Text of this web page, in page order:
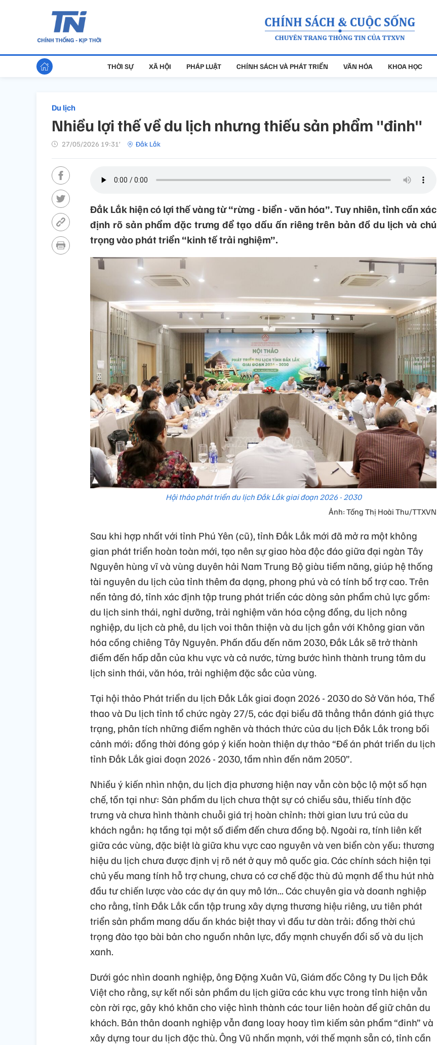
THỜI SỰ XÃ HỘI PHÁP LUẬT CHÍNH SÁCH VÀ PHÁT TRIỂN VĂN HÓA KHOA HỌC
Du lịch
Nhiều lợi thế về du lịch nhưng thiếu sản phẩm "đinh"
27/05/2026 19:31’ Đắk Lắk
Đắk Lắk hiện có lợi thế vàng từ “rừng - biển - văn hóa”. Tuy nhiên, tỉnh cần xác
định rõ sản phẩm đặc trưng để tạo dấu ấn riêng trên bản đồ du lịch và chú
trọng vào phát triển “kinh tế trải nghiệm”.
Hội thảo phát triển du lịch Đắk Lắk giai đoạn 2026 - 2030
Ảnh: Tống Thị Hoài Thu/TTXVN
Sau khi hợp nhất với tỉnh Phú Yên (cũ), tỉnh Đắk Lắk mới đã mở ra một không
gian phát triển hoàn toàn mới, tạo nên sự giao hòa độc đáo giữa đại ngàn Tây
Nguyên hùng vĩ và vùng duyên hải Nam Trung Bộ giàu tiềm năng, giúp hệ thống
tài nguyên du lịch của tỉnh thêm đa dạng, phong phú và có tính bổ trợ cao. Trên
nền tảng đó, tỉnh xác định tập trung phát triển các dòng sản phẩm chủ lực gồm:
du lịch sinh thái, nghỉ dưỡng, trải nghiệm văn hóa cộng đồng, du lịch nông
nghiệp, du lịch cà phê, du lịch voi thân thiện và du lịch gắn với Không gian văn
hóa cồng chiêng Tây Nguyên. Phấn đấu đến năm 2030, Đắk Lắk sẽ trở thành
điểm đến hấp dẫn của khu vực và cả nước, từng bước hình thành trung tâm du
lịch sinh thái, văn hóa, trải nghiệm đặc sắc của vùng.
Tại hội thảo Phát triển du lịch Đắk Lắk giai đoạn 2026 - 2030 do Sở Văn hóa, Thể
thao và Du lịch tỉnh tổ chức ngày 27/5, các đại biểu đã thẳng thắn đánh giá thực
trạng, phân tích những điểm nghẽn và thách thức của du lịch Đắk Lắk trong bối
cảnh mới; đồng thời đóng góp ý kiến hoàn thiện dự thảo “Đề án phát triển du lịch
tỉnh Đắk Lắk giai đoạn 2026 - 2030, tầm nhìn đến năm 2050”.
Nhiều ý kiến nhìn nhận, du lịch địa phương hiện nay vẫn còn bộc lộ một số hạn
chế, tồn tại như: Sản phẩm du lịch chưa thật sự có chiều sâu, thiếu tính đặc
trưng và chưa hình thành chuỗi giá trị hoàn chỉnh; thời gian lưu trú của du
khách ngắn; hạ tầng tại một số điểm đến chưa đồng bộ. Ngoài ra, tính liên kết
giữa các vùng, đặc biệt là giữa khu vực cao nguyên và ven biển còn yếu; thương
hiệu du lịch chưa được định vị rõ nét ở quy mô quốc gia. Các chính sách hiện tại
chủ yếu mang tính hỗ trợ chung, chưa có cơ chế đặc thù đủ mạnh để thu hút nhà
đầu tư chiến lược vào các dự án quy mô lớn... Các chuyên gia và doanh nghiệp
cho rằng, tỉnh Đắk Lắk cần tập trung xây dựng thương hiệu riêng, ưu tiên phát
triển sản phẩm mang dấu ấn khác biệt thay vì đầu tư dàn trải; đồng thời chú
trọng đào tạo bài bản cho nguồn nhân lực, đẩy mạnh chuyển đổi số và du lịch
xanh.
Dưới góc nhìn doanh nghiệp, ông Đặng Xuân Vũ, Giám đốc Công ty Du lịch Đắk
Việt cho rằng, sự kết nối sản phẩm du lịch giữa các khu vực trong tỉnh hiện vẫn
còn rời rạc, gây khó khăn cho việc hình thành các tour liên hoàn để giữ chân du
khách. Bản thân doanh nghiệp vẫn đang loay hoay tìm kiếm sản phẩm “đinh” và
xây dựng tour du lịch đặc thù. Ông Vũ nhấn mạnh, với thế mạnh sẵn có, tỉnh cần